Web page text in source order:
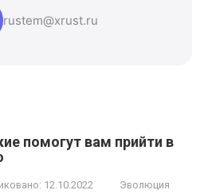
rustem@xrust.ru
помогут вам прийти в
12.10.2022
Эволюция